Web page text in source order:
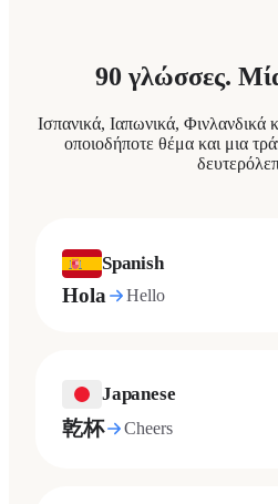
90 γλώσσες.
Ισπανικά, Ιαπωνικά, Φινλανδικά
οποιοδήποτε θέμα και μια
Spanish
Hola Hello
Japanese
乾杯 Cheers